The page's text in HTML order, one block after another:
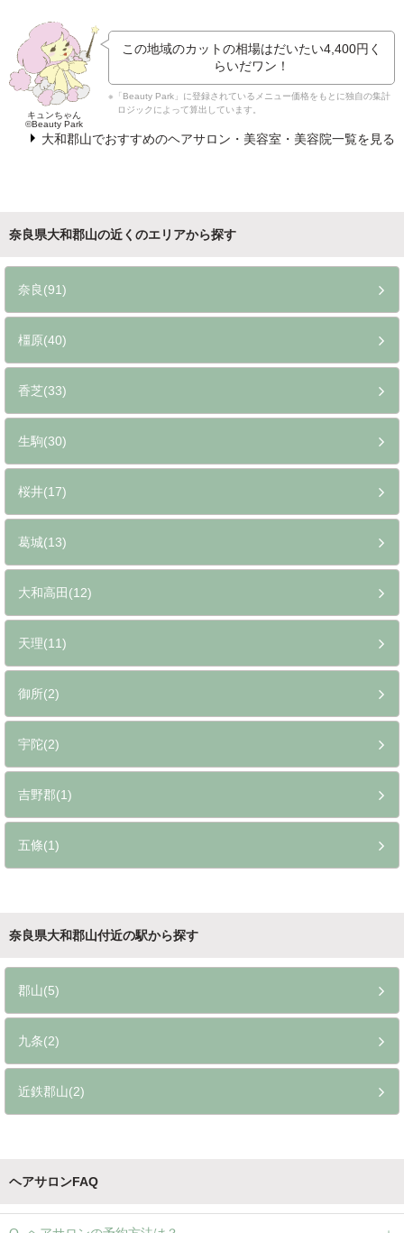
キュンちゃん
©Beauty Park
この地域のカットの相場はだいたい4,400円 く
らいだワン！
※「Beauty Park」に登録されているメニュー価格をもとに独自の集計
ロジックによって算出しています。
大和郡山でおすすめのヘアサロン・美容室・美容院一覧を見る
奈良県大和郡山の近くのエリアから探す
奈良(91)
橿原(40)
香芝(33)
生駒(30)
桜井(17)
葛城(13)
大和高田(12)
天理(11)
御所(2)
宇陀(2)
吉野郡(1)
五條(1)
奈良県大和郡山付近の駅から探す
郡山(5)
九条(2)
近鉄郡山(2)
ヘアサロンFAQ